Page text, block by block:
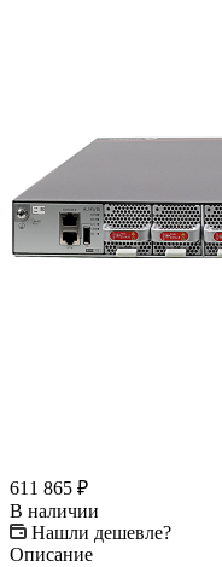
611 865 ₽
В наличии
Нашли дешевле?
Описание